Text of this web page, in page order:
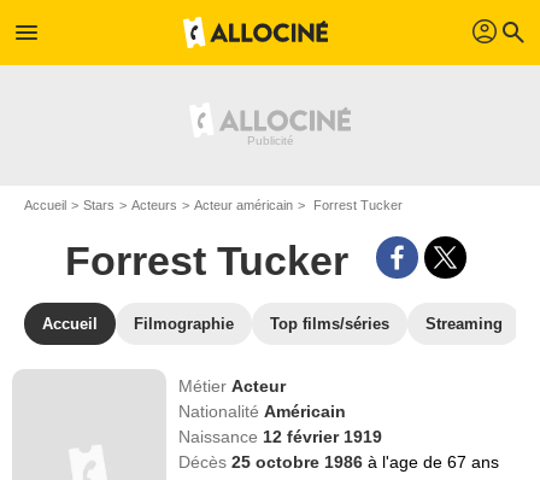
menu profil search
Accueil Stars Acteurs Acteur américain Forrest Tucker
Forrest Tucker
Accueil Filmographie Top films/séries Streaming
MétierActeur
NationalitéAméricain
Naissance 12 février 1919
Décès25 octobre 1986à l'age de 67 ans